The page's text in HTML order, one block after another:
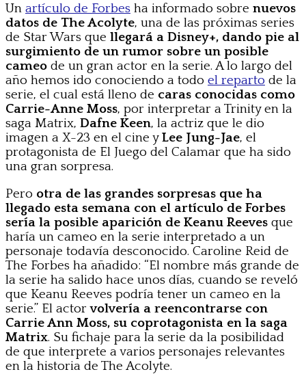
Un artículo de Forbes ha informado sobre nuevos
datos de The Acolyte, una de las próximas series
de Star Wars que llegará a Disney+, dando pie al
surgimiento de un rumor sobre un posible
cameo de un gran actor en la serie. A lo largo del
año hemos ido conociendo a todo el reparto de la
serie, el cual está lleno de caras conocidas como
Carrie-Anne Moss, por interpretar a Trinity en la
saga Matrix, Dafne Keen, la actriz que le dio
imagen a X-23 en el cine yLee Jung-Jae, el
protagonista de El Juego del Calamar que ha sido
una gran sorpresa.
Pero otra de las grandes sorpresas que ha
llegado esta semana con el artículo de Forbes
sería la posible aparición de Keanu Reeves que
haría un cameo en la serie interpretado a un
personaje todavía desconocido. Caroline Reid de
The Forbes ha añadido: “El nombre más grande de
la serie ha salido hace unos días, cuando se reveló
que Keanu Reeves podría tener un cameo en la
serie.” El actorvolvería a reencontrarse con
Carrie Ann Moss, su coprotagonista en la saga
Matrix. Su fichaje para la serie da la posibilidad
de que interprete a varios personajes relevantes
en la historia de The Acolyte.